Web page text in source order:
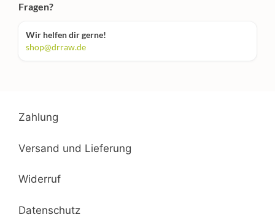
Fragen?
Wir helfen dir gerne!
shop@drraw.de
Zahlung
Versand und Lieferung
Widerruf
Datenschutz